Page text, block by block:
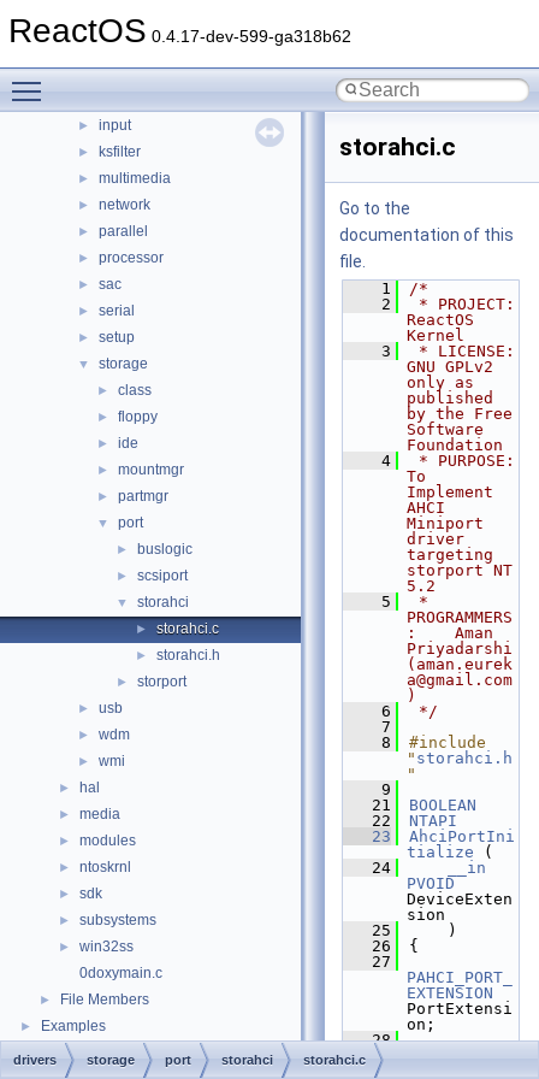
ReactOS 0.4.17-dev-599-ga318b62
crypto
► filesystems
► filters
► input
► ksfilter
► multimedia
► network
► parallel
► processor
► sac
► serial
► setup
▼ storage
► class
► floppy
► ide
► mountmgr
► partmgr
▼ port
► buslogic
► scsiport
▼ storahci
► storahci.c
► storahci.h
► storport
► usb
► wdm
► wmi
► hal
► media
► modules
► ntoskrnl
► sdk
► subsystems
►
win32ss
0doxymain.c
► File Members
► Examples
storahci.c
Go to the
documentation of this
file.
    1
/*
    2
* PROJECT:
ReactOS
Kernel
    3
* LICENSE:
GNU GPLv2
only as
published
by the Free
Software
Foundation
    4
* PURPOSE:
To
Implement
AHCI
Miniport
driver
targeting
storport NT
5.2
    5
*
PROGRAMMERS
:    Aman
Priyadarshi
(aman.eurek
a@gmail.com
)
    6
*/
    7
    8
#include
" storahci.h
"
    9
   21
BOOLEAN
   22
NTAPI
   23
AhciPortIni
tialize (
   24
__in
PVOID
DeviceExten
sion
   25
    )
   26
{
   27
PAHCI_PORT_
EXTENSION
PortExtensi
on;
   28
drivers storage port storahci storahci.c